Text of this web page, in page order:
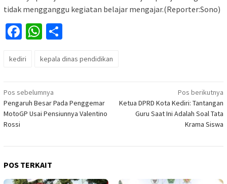
tidak mengganggu kegiatan belajar mengajar.(Reporter:Sono)
Facebook
WhatsApp
kediri kepala dinas pendidikan
Navigasi
pos
Pos sebelumnya
Pengaruh Besar Pada Penggemar
MotoGP Usai Pensiunnya Valentino
Rossi
Pos berikutnya
Ketua DPRD Kota Kediri: Tantangan
Guru Saat Ini Adalah Soal Tata
Krama Siswa
POS TERKAIT